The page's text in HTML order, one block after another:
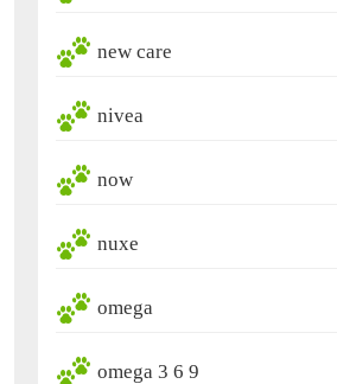
new care
nivea
now
nuxe
omega
omega 3 6 9